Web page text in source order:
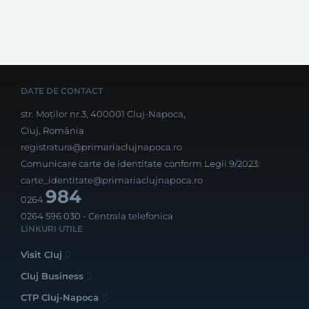
DATE DE CONTACT
str. Moților nr.3, 400001 Cluj-Napoca,
Cluj, România
registratura@primariaclujnapoca.ro
Comunicare carte de identitate conform Legii 9/2023:
carte_identitate@primariaclujnapoca.ro
0264984
0264 596 030 - Centrala telefonica
LINKURI UTILE
Visit Cluj
Cluj Business
CTP Cluj-Napoca